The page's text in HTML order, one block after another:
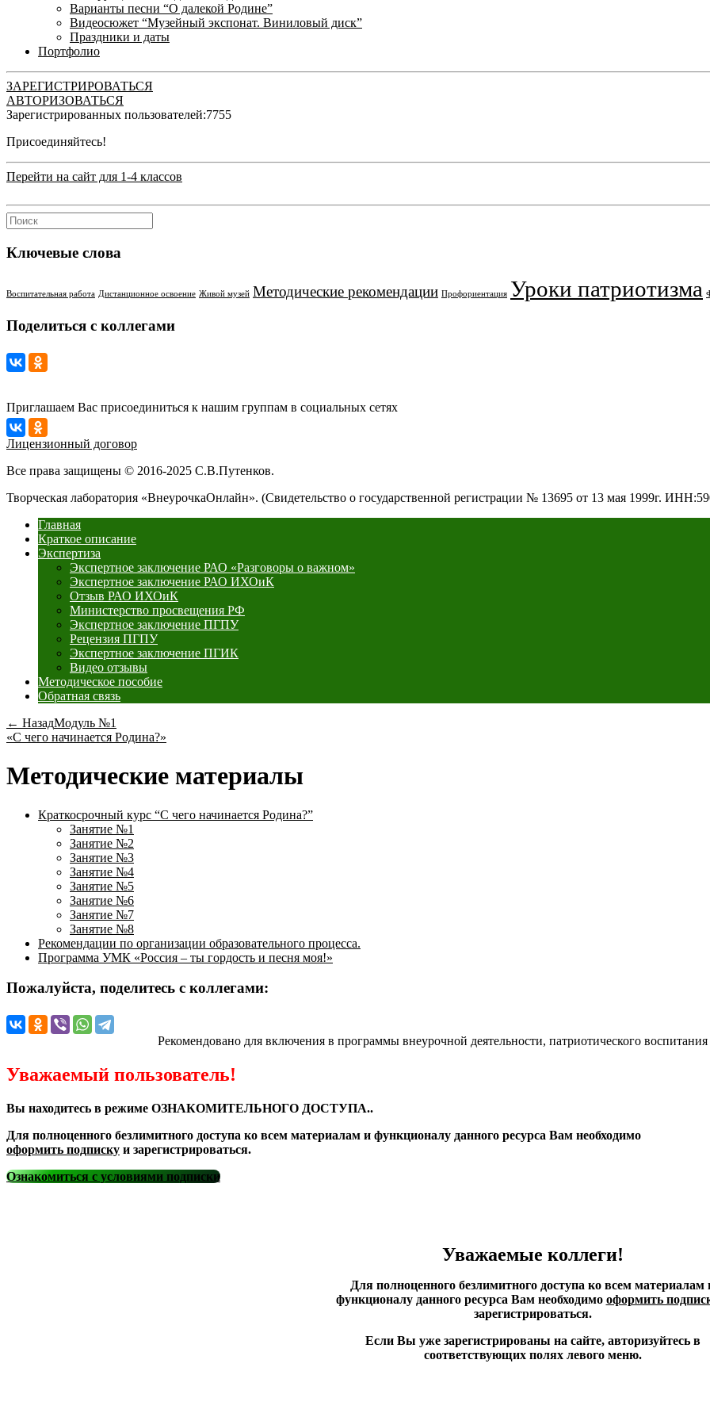
Варианты песни “О далекой Родине”
Видеосюжет “Музейный экспонат. Виниловый диск”
Праздники и даты
Портфолио
ЗАРЕГИСТРИРОВАТЬСЯ
АВТОРИЗОВАТЬСЯ
Зарегистрированных пользователей:7755
Присоединяйтесь!
Перейти на сайт для 1-4 классов
Ключевые слова
Воспитательная работа Дистанционное освоение Живой музей Методические рекомендации Профориентация Уроки патриотизма
Поделиться с коллегами
Приглашаем Вас присоединиться к нашим группам в социальных сетях
Лицензионный договор
Все права защищены © 2016-2025 С.В.Путенков.
Творческая лаборатория «ВнеурочкаОнлайн». (Свидетельство о государственной регистрации № 13695 от 13 мая 1999г.
Главная
Краткое описание
Экспертиза
Экспертное заключение РАО «Разговоры о важном»
Экспертное заключение РАО ИХОиК
Отзыв РАО ИХОиК
Министерство просвещения РФ
Экспертное заключение ПГПУ
Рецензия ПГПУ
Экспертное заключение ПГИК
Видео отзывы
Методическое пособие
Обратная связь
← НазадМодуль №1
«С чего начинается Родина?»
Методические материалы
Краткосрочный курс “С чего начинается Родина?”
Занятие №1
Занятие №2
Занятие №3
Занятие №4
Занятие №5
Занятие №6
Занятие №7
Занятие №8
Рекомендации по организации образовательного процесса.
Программа УМК «Россия – ты гордость и песня моя!»
Пожалуйста, поделитесь с коллегами:
Рекомендовано для включения в программы внеурочной деятельности, патриотического
Уважаемый пользователь!
Вы находитесь в режиме ОЗНАКОМИТЕЛЬНОГО ДОСТУПА..
Для полноценного безлимитного доступа ко всем материалам и функционалу данного ресурса Вам необходимо
оформить подписку и зарегистрироваться.
Ознакомиться с условиями подписки
Уважаемые коллеги!
Для полноценного безлимитного доступа ко всем материалам
функционалу данного ресурса Вам необходимо оформить
зарегистрироваться.
Если Вы уже зарегистрированы на сайте, авторизуйтесь в
соответствующих полях левого меню.